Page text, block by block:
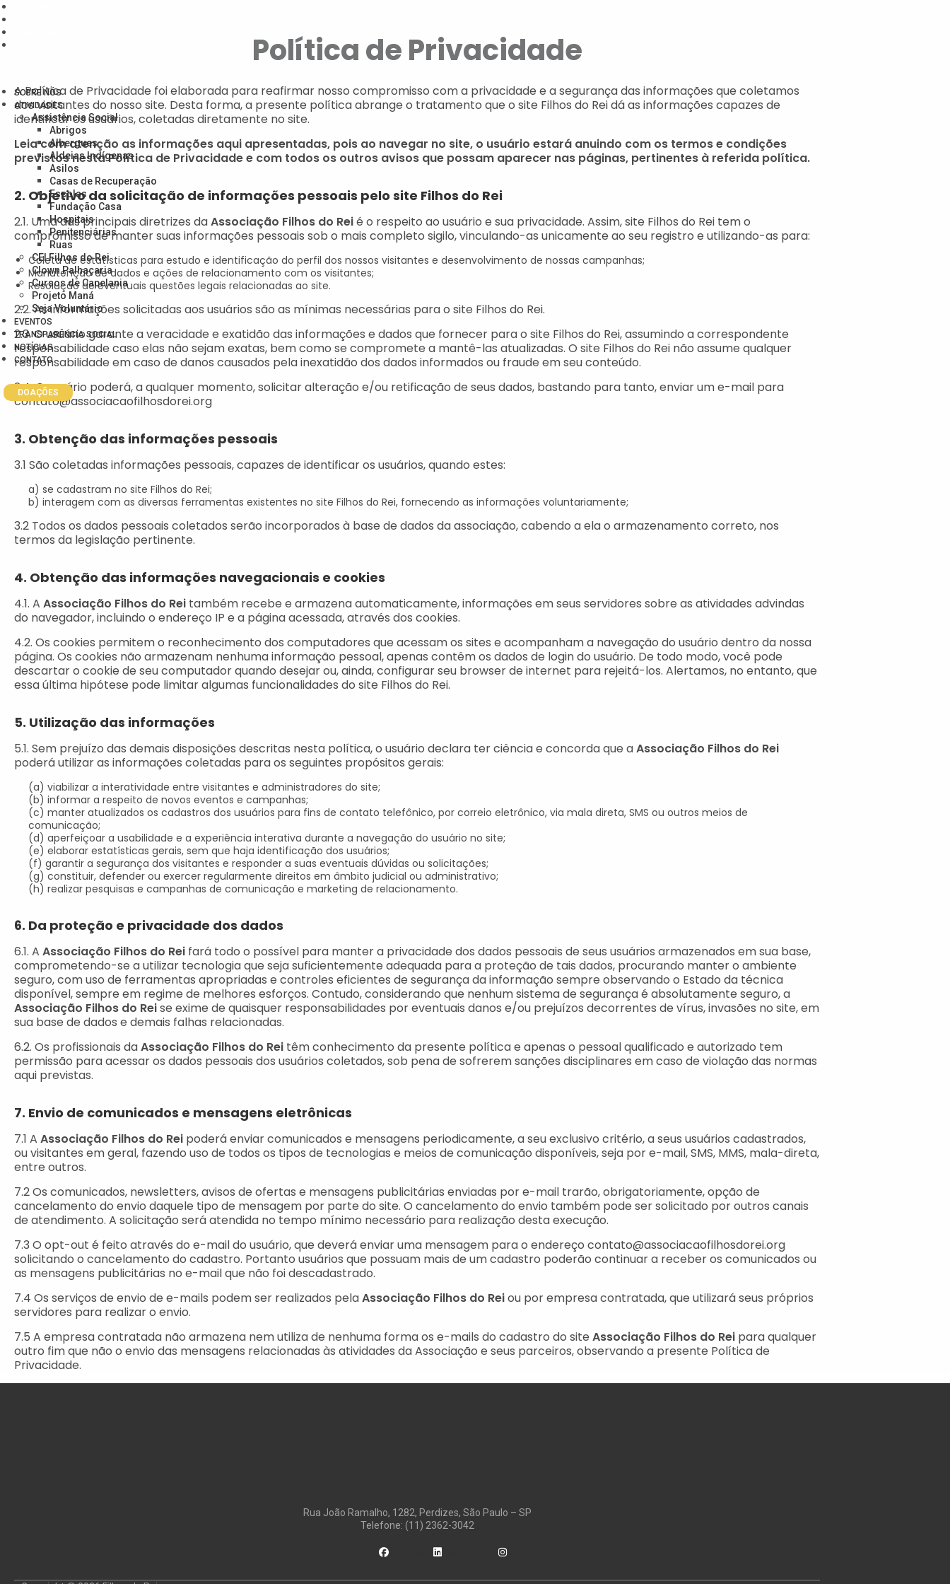
SOBRE NÓS
ATIVIDADES
Assistência Social
Abrigos
Albergues
Aldeias Indígenas
Asilos
Casas de Recuperação
Escolas
Fundação Casa
Hospitais
Penitenciárias
Ruas
CEI Filhos do Rei
Clown Palhaçaria
Cursos de Capelania
Projeto Maná
Seja Voluntário
EVENTOS
TRANSPARÊNCIA SOCIAL
NOTÍCIAS
CONTATO
DOAÇÕES
Política de Privacidade
A Política de Privacidade foi elaborada para reafirmar nosso compromisso com a privacidade e a segurança das informações que coletamos
dos visitantes do nosso site. Desta forma, a presente política abrange o tratamento que o site Filhos do Rei dá as informações capazes de
identificar os usuários, coletadas diretamente no site.
Leia com atenção as informações aqui apresentadas, pois ao navegar no site, o usuário estará anuindo com os termos e condições
previstos nesta Política de Privacidade e com todos os outros avisos que possam aparecer nas páginas, pertinentes à referida política.
2. Objetivo da solicitação de informações pessoais pelo site Filhos do Rei
2.1. Uma das principais diretrizes daAssociação Filhos do Reié o respeito ao usuário e sua privacidade. Assim, site Filhos do Rei tem o
compromisso de manter suas informações pessoais sob o mais completo sigilo, vinculando-as unicamente ao seu registro e utilizando-as para:
Coleta de estatísticas para estudo e identificação do perfil dos nossos visitantes e desenvolvimento de nossas campanhas;
Manutenção de dados e ações de relacionamento com os visitantes;
Resolução de eventuais questões legais relacionadas ao site.
2.2. As informações solicitadas aos usuários são as mínimas necessárias para o site Filhos do Rei.
2.3. O usuário garante a veracidade e exatidão das informações e dados que fornecer para o site Filhos do Rei, assumindo a correspondente
responsabilidade caso elas não sejam exatas, bem como se compromete a mantê-las atualizadas. O site Filhos do Rei não assume qualquer
responsabilidade em caso de danos causados pela inexatidão dos dados informados ou fraude em seu conteúdo.
2.4. O usuário poderá, a qualquer momento, solicitar alteração e/ou retificação de seus dados, bastando para tanto, enviar um e-mail para
contato@associacaofilhosdorei.org
3. Obtenção das informações pessoais
3.1 São coletadas informações pessoais, capazes de identificar os usuários, quando estes:
a) se cadastram no site Filhos do Rei;
b) interagem com as diversas ferramentas existentes no site Filhos do Rei, fornecendo as informações voluntariamente;
3.2 Todos os dados pessoais coletados serão incorporados à base de dados da associação, cabendo a ela o armazenamento correto, nos
termos da legislação pertinente.
4. Obtenção das informações navegacionais e cookies
4.1. A Associação Filhos do Rei também recebe e armazena automaticamente, informações em seus servidores sobre as atividades advindas
do navegador, incluindo o endereço IP e a página acessada, através dos cookies.
4.2. Os cookies permitem o reconhecimento dos computadores que acessam os sites e acompanham a navegação do usuário dentro da nossa
página. Os cookies não armazenam nenhuma informação pessoal, apenas contêm os dados de login do usuário. De todo modo, você pode
descartar o cookie de seu computador quando desejar ou, ainda, configurar seu browser de internet para rejeitá-los. Alertamos, no entanto, que
essa última hipótese pode limitar algumas funcionalidades do site Filhos do Rei.
5. Utilização das informações
5.1. Sem prejuízo das demais disposições descritas nesta política, o usuário declara ter ciência e concorda que aAssociação Filhos do Rei
poderá utilizar as informações coletadas para os seguintes propósitos gerais:
(a) viabilizar a interatividade entre visitantes e administradores do site;
(b) informar a respeito de novos eventos e campanhas;
(c) manter atualizados os cadastros dos usuários para fins de contato telefônico, por correio eletrônico, via mala direta, SMS ou outros meios de
comunicação;
(d) aperfeiçoar a usabilidade e a experiência interativa durante a navegação do usuário no site;
(e) elaborar estatísticas gerais, sem que haja identificação dos usuários;
(f) garantir a segurança dos visitantes e responder a suas eventuais dúvidas ou solicitações;
(g) constituir, defender ou exercer regularmente direitos em âmbito judicial ou administrativo;
(h) realizar pesquisas e campanhas de comunicação e marketing de relacionamento.
6. Da proteção e privacidade dos dados
6.1. A Associação Filhos do Rei fará todo o possível para manter a privacidade dos dados pessoais de seus usuários armazenados em sua base,
comprometendo-se a utilizar tecnologia que seja suficientemente adequada para a proteção de tais dados, procurando manter o ambiente
seguro, com uso de ferramentas apropriadas e controles eficientes de segurança da informação sempre observando o Estado da técnica
disponível, sempre em regime de melhores esforços. Contudo, considerando que nenhum sistema de segurança é absolutamente seguro, a
Associação Filhos do Reise exime de quaisquer responsabilidades por eventuais danos e/ou prejuízos decorrentes de vírus, invasões no site, em
sua base de dados e demais falhas relacionadas.
6.2. Os profissionais daAssociação Filhos do Rei têm conhecimento da presente política e apenas o pessoal qualificado e autorizado tem
permissão para acessar os dados pessoais dos usuários coletados, sob pena de sofrerem sanções disciplinares em caso de violação das normas
aqui previstas.
7. Envio de comunicados e mensagens eletrônicas
7.1 A Associação Filhos do Rei poderá enviar comunicados e mensagens periodicamente, a seu exclusivo critério, a seus usuários cadastrados,
ou visitantes em geral, fazendo uso de todos os tipos de tecnologias e meios de comunicação disponíveis, seja por e-mail, SMS, MMS, mala-direta,
entre outros.
7.2 Os comunicados, newsletters, avisos de ofertas e mensagens publicitárias enviadas por e-mail trarão, obrigatoriamente, opção de
cancelamento do envio daquele tipo de mensagem por parte do site. O cancelamento do envio também pode ser solicitado por outros canais
de atendimento. A solicitação será atendida no tempo mínimo necessário para realização desta execução.
7.3 O opt-out é feito através do e-mail do usuário, que deverá enviar uma mensagem para o endereço contato@associacaofilhosdorei.org
solicitando o cancelamento do cadastro. Portanto usuários que possuam mais de um cadastro poderão continuar a receber os comunicados ou
as mensagens publicitárias no e-mail que não foi descadastrado.
7.4 Os serviços de envio de e-mails podem ser realizados pelaAssociação Filhos do Reiou por empresa contratada, que utilizará seus próprios
servidores para realizar o envio.
7.5 A empresa contratada não armazena nem utiliza de nenhuma forma os e-mails do cadastro do site Associação Filhos do Rei para qualquer
outro fim que não o envio das mensagens relacionadas às atividades da Associação e seus parceiros, observando a presente Política de
Privacidade.
Rua João Ramalho, 1282, Perdizes, São Paulo – SP
Telefone: (11) 2362-3042